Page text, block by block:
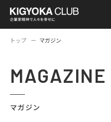
トップ マガジン
MAGAZINE
マガジン